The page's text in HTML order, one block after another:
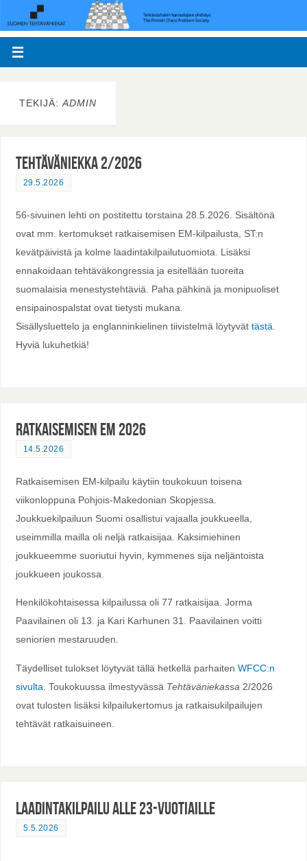
TEKIJÄ: ADMIN
Tehtäväniekka 2/2026
29.5.2026
56-sivuinen lehti on postitettu torstaina 28.5.2026. Sisältönä
ovat mm. kertomukset ratkaisemisen EM-kilpailusta, ST:n
kevätpäivistä ja kolme laadintakilpailutuomiota. Lisäksi
ennakoidaan tehtäväkongressia ja esitellään tuoreita
suomalaisia menestystehtäviä. Paha pähkinä ja monipuoliset
ensipainospalstat ovat tietysti mukana.
Sisällysluettelo ja englanninkielinen tiivistelmä löytyvät tästä
Hyviä lukuhetkiä!
Ratkaisemisen EM 2026
14.5.2026
Ratkaisemisen EM-kilpailu käytiin toukokuun toisena
viikonloppuna Pohjois-Makedonian Skopjessa.
Joukkuekilpailuun Suomi osallistui vajaalla joukkueella,
useimmilla mailla oli neljä ratkaisijaa. Kaksimiehinen
joukkueemme suoriutui hyvin, kymmenes sija neljäntoista
joukkueen joukossa.
Henkilökohtaisessa kilpailussa oli 77 ratkaisijaa. Jorma
Paavilainen oli 13. ja Kari Karhunen 31. Paavilainen voitti
seniorien mestaruuden.
Täydelliset tulokset löytyvät tällä hetkellä parhaiten WFCC:n
sivulta . Toukokuussa ilmestyvässä Tehtäväniekassa 2/2026
ovat tulosten lisäksi kilpailukertomus ja ratkaisukilpailujen
tehtävät ratkaisuineen.
Laadintakilpailu alle 23-vuotiaille
5.5.2026